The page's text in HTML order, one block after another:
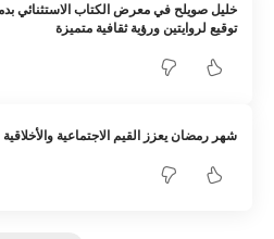
خليل صويلح في معرض الكتاب الاستثنائي
توقيع لروايتين ورؤية ثقافية متميزة
شهر رمضان يعزز القيم الاجتماعية والأخلاقية